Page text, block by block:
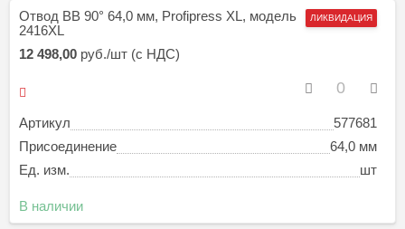
Отвод ВВ 90° 64,0 мм, Profipress XL, модель
2416XL
Артикул
577681
Присоединение
64,0 мм
Ед. изм.
шт
12 498,00 руб./шт (с НДС)
В наличии
ЛИКВИДАЦИЯ